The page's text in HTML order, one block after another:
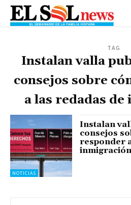
TAG
Instalan valla
consejos sobre
a las redadas
NOTICIAS
Instalan
consejos
responder